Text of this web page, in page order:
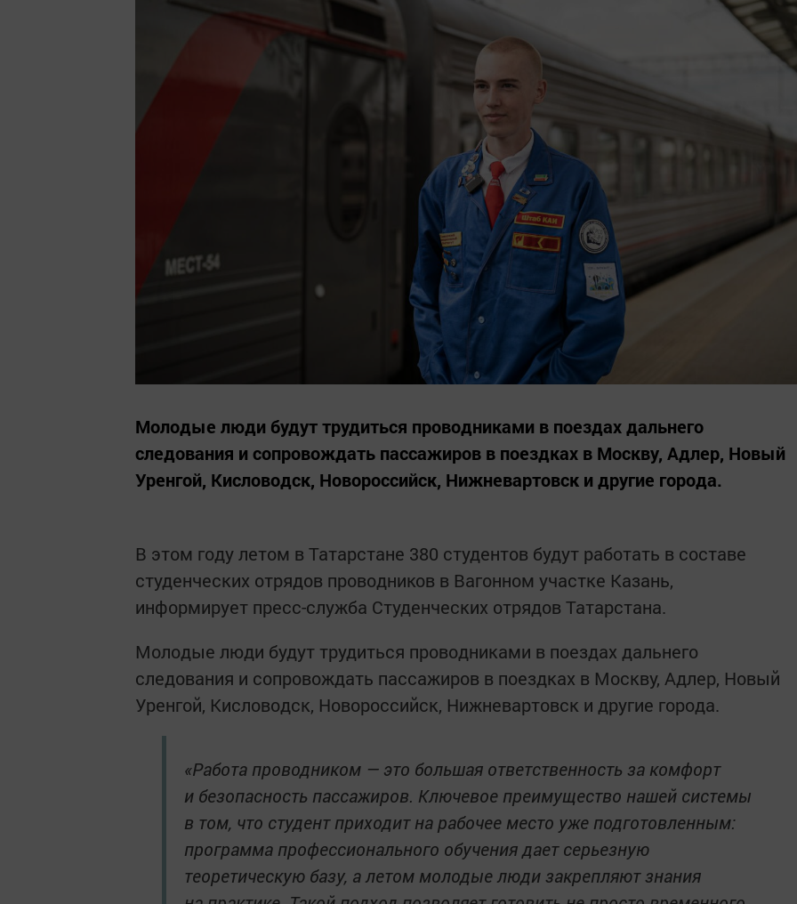
Молодые люди будут трудиться проводниками в поездах дальнего
следования и сопровождать пассажиров в поездках в Москву, Адлер, Новый
Уренгой, Кисловодск, Новороссийск, Нижневартовск и другие города.
В этом году летом в Татарстане 380 студентов будут работать в составе
студенческих отрядов проводников в Вагонном участке Казань,
информирует пресс-служба Студенческих отрядов Татарстана.
Молодые люди будут трудиться проводниками в поездах дальнего
следования и сопровождать пассажиров в поездках в Москву, Адлер, Новый
Уренгой, Кисловодск, Новороссийск, Нижневартовск и другие города.
«Работа проводником — это большая ответственность за комфорт
и безопасность пассажиров. Ключевое преимущество нашей системы
в том, что студент приходит на рабочее место уже подготовленным:
программа профессионального обучения дает серьезную
теоретическую базу, а летом молодые люди закрепляют знания